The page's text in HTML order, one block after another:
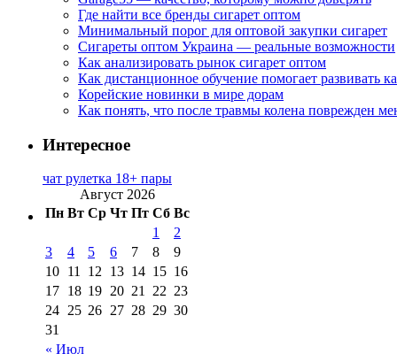
Где найти все бренды сигарет оптом
Минимальный порог для оптовой закупки сигарет
Сигареты оптом Украина — реальные возможности
Как анализировать рынок сигарет оптом
Как дистанционное обучение помогает развивать
Корейские новинки в мире дорам
Как понять, что после травмы колена поврежден
Интересное
чат рулетка 18+ пары
Август 2026
Пн Вт Ср Чт Пт Сб Вс
« Июл
1
2
3
4 5 6 7 8
9
10 11 12 13 14 15 16
17 18 19 20 21 22 23
24 25 26 27 28 29 30
31